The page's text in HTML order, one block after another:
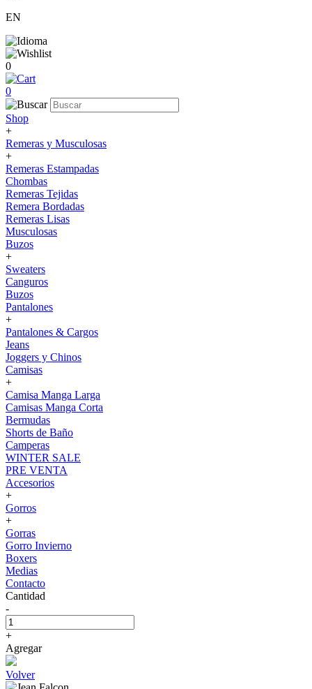
EN
0
0
Shop
+
Remeras y Musculosas
+
Remeras Estampadas
Chombas
Remeras Tejidas
Remera Bordadas
Remeras Lisas
Musculosas
Buzos
+
Sweaters
Canguros
Buzos
Pantalones
+
Pantalones & Cargos
Jeans
Joggers y Chinos
Camisas
+
Camisa Manga Larga
Camisas Manga Corta
Bermudas
Shorts de Baño
Camperas
WINTER SALE
PRE VENTA
Accesorios
+
Gorros
+
Gorras
Gorro Invierno
Boxers
Medias
Contacto
Cantidad
-
+
Agregar
Volver